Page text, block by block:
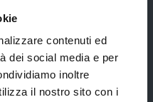
contenuti ed
dei social media e per
inoltre
il nostro sito con i
le Pari Opportunità